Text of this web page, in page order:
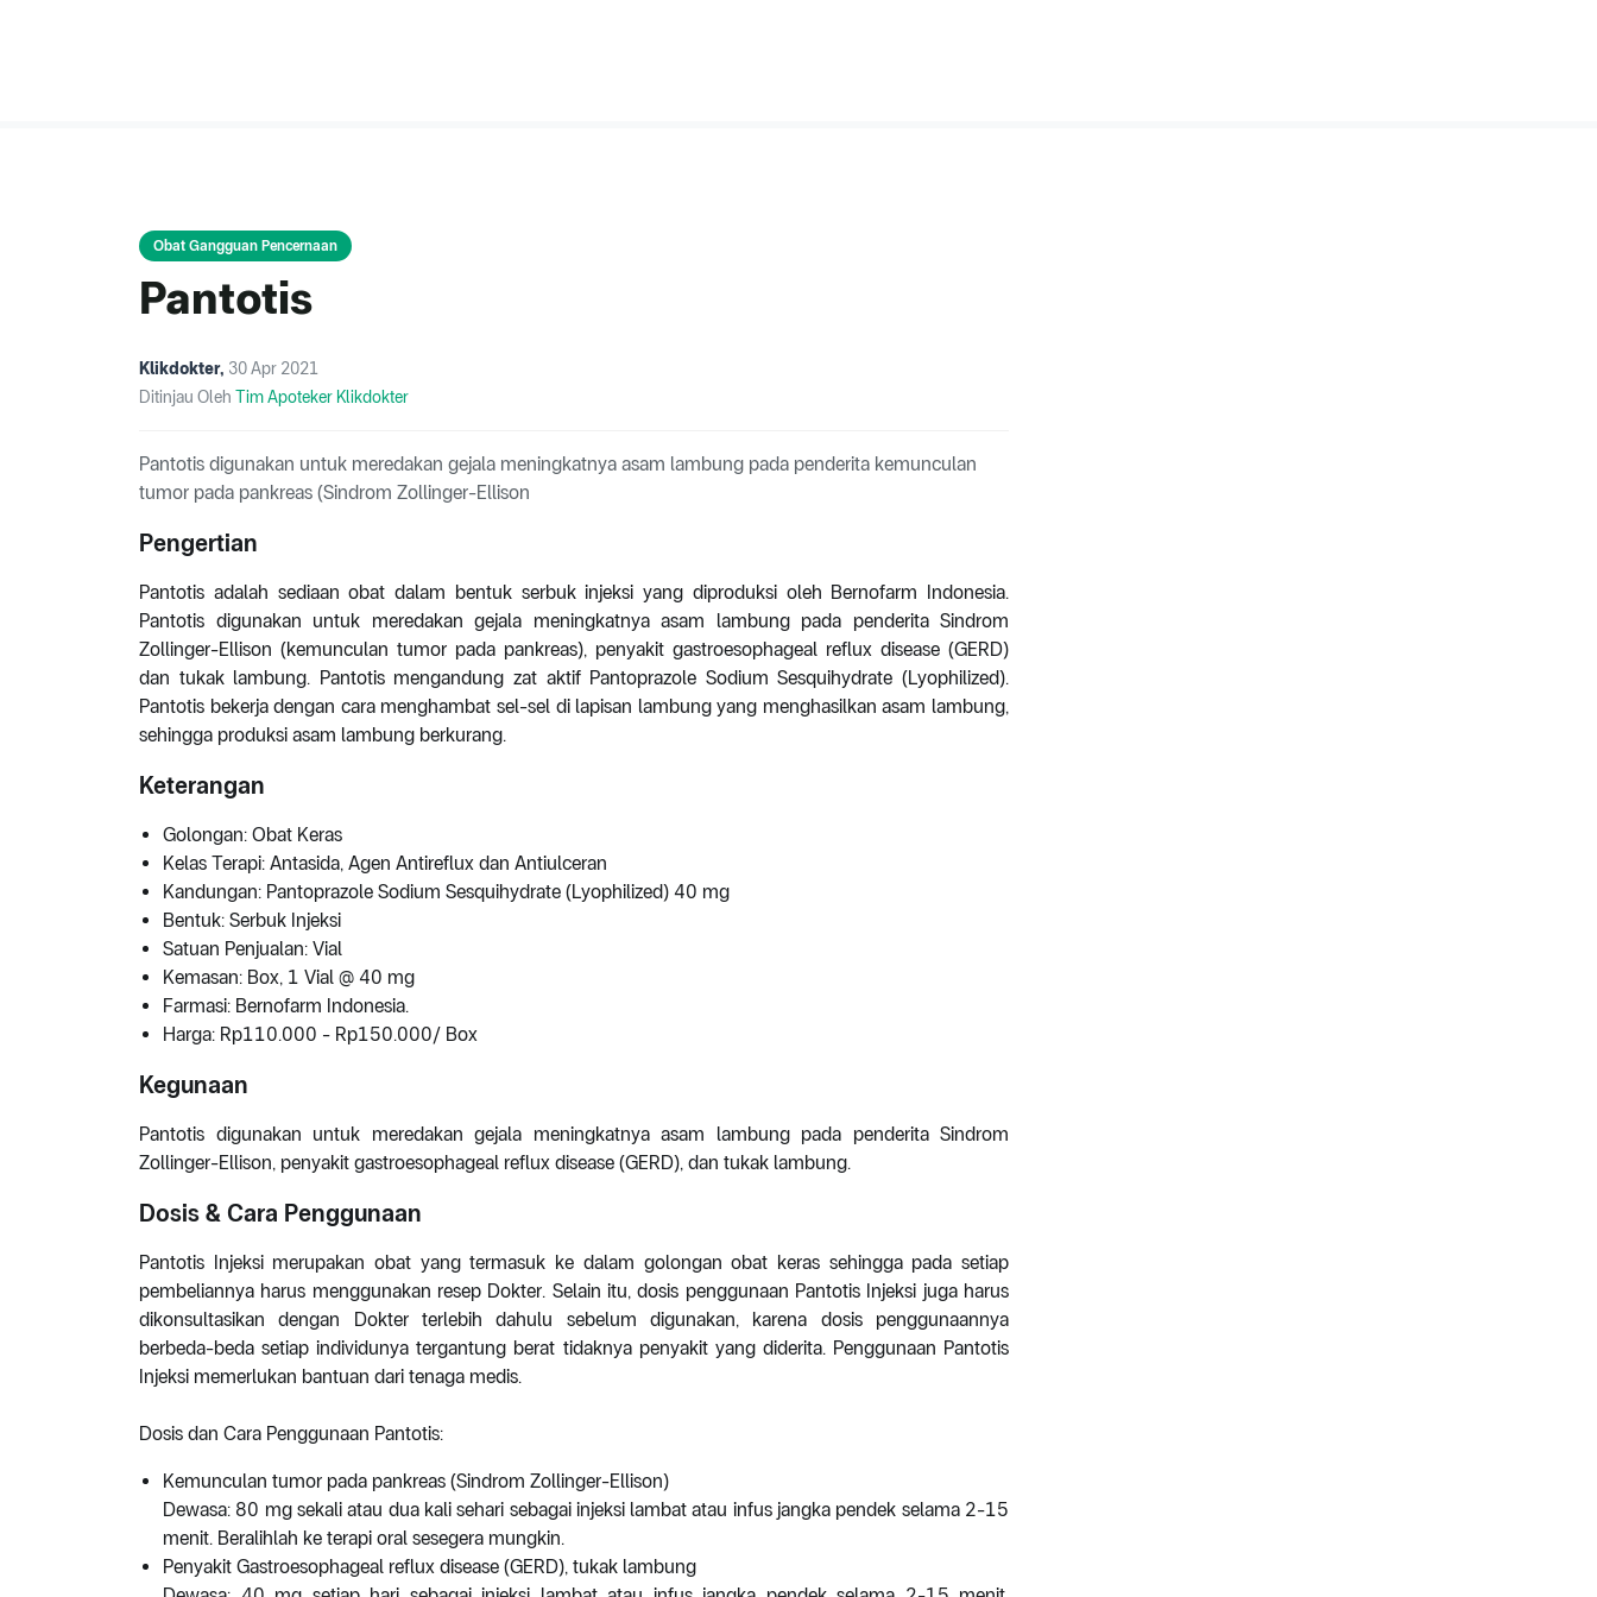
Obat Gangguan Pencernaan
Pantotis
Klikdokter, 30 Apr 2021
Ditinjau Oleh Tim Apoteker Klikdokter
Pantotis digunakan untuk meredakan gejala meningkatnya asam lambung pada penderita kemunculan
tumor pada pankreas (Sindrom Zollinger-Ellison
Pengertian
Pantotis adalah sediaan obat dalam bentuk serbuk injeksi yang diproduksi oleh Bernofarm Indonesia.
Pantotis digunakan untuk meredakan gejala meningkatnya asam lambung pada penderita Sindrom
Zollinger-Ellison (kemunculan tumor pada pankreas), penyakit gastroesophageal reflux disease (GERD)
dan tukak lambung. Pantotis mengandung zat aktif Pantoprazole Sodium Sesquihydrate (Lyophilized).
Pantotis bekerja dengan cara menghambat sel-sel di lapisan lambung yang menghasilkan asam lambung,
sehingga produksi asam lambung berkurang.
Keterangan
Golongan: Obat Keras
Kelas Terapi: Antasida, Agen Antireflux dan Antiulceran
Kandungan: Pantoprazole Sodium Sesquihydrate (Lyophilized) 40 mg
Bentuk: Serbuk Injeksi
Satuan Penjualan: Vial
Kemasan: Box, 1 Vial @ 40 mg
Farmasi: Bernofarm Indonesia.
Harga: Rp110.000 - Rp150.000/ Box
Kegunaan
Pantotis digunakan untuk meredakan gejala meningkatnya asam lambung pada penderita Sindrom
Zollinger-Ellison, penyakit gastroesophageal reflux disease (GERD), dan tukak lambung.
Dosis & Cara Penggunaan
Pantotis Injeksi merupakan obat yang termasuk ke dalam golongan obat keras sehingga pada setiap
pembeliannya harus menggunakan resep Dokter. Selain itu, dosis penggunaan Pantotis Injeksi juga harus
dikonsultasikan dengan Dokter terlebih dahulu sebelum digunakan, karena dosis penggunaannya
berbeda-beda setiap individunya tergantung berat tidaknya penyakit yang diderita. Penggunaan Pantotis
Injeksi memerlukan bantuan dari tenaga medis.
Dosis dan Cara Penggunaan Pantotis:
Kemunculan tumor pada pankreas (Sindrom Zollinger-Ellison)
Dewasa: 80 mg sekali atau dua kali sehari sebagai injeksi lambat atau infus jangka pendek selama 2-15
menit. Beralihlah ke terapi oral sesegera mungkin.
Penyakit Gastroesophageal reflux disease (GERD), tukak lambung